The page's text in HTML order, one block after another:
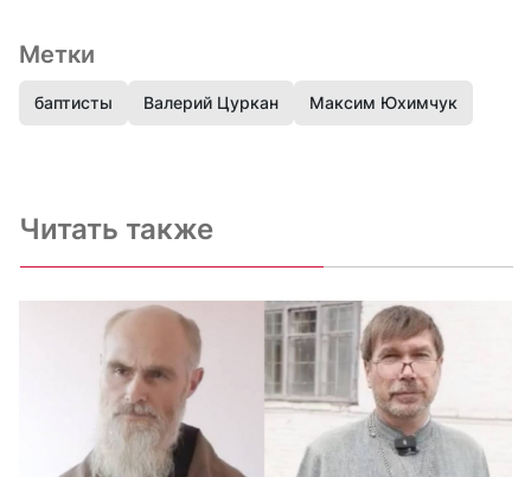
Метки
баптисты Валерий Цуркан Максим Юхимчук
Читать также